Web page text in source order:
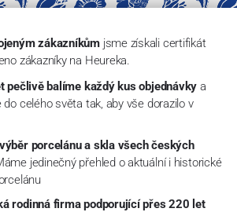
zákazníkům jsme získali certifikát
zákazníky na Heureka.
pečlivě balíme každý kus objednávky a
do celého světa tak, aby vše dorazilo v
porcelánu a skla všech českých
jedinečný přehled o aktuální i historické
rodinná firma podporující přes 220 let